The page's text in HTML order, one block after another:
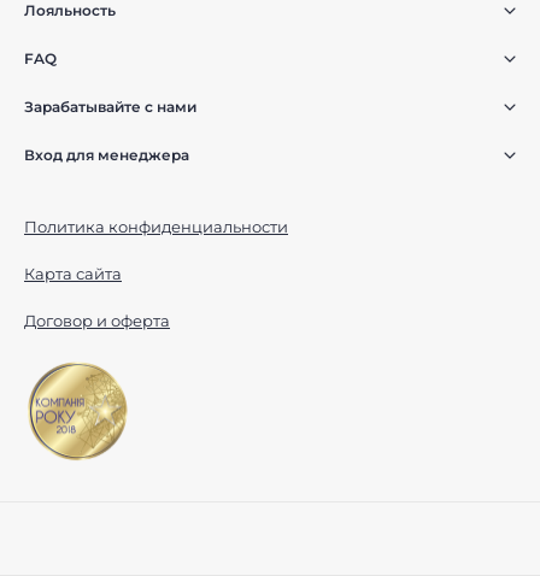
Лояльность
FAQ
Зарабатывайте с нами
Вход для менеджера
Политика конфиденциальности
Карта сайта
Договор и оферта